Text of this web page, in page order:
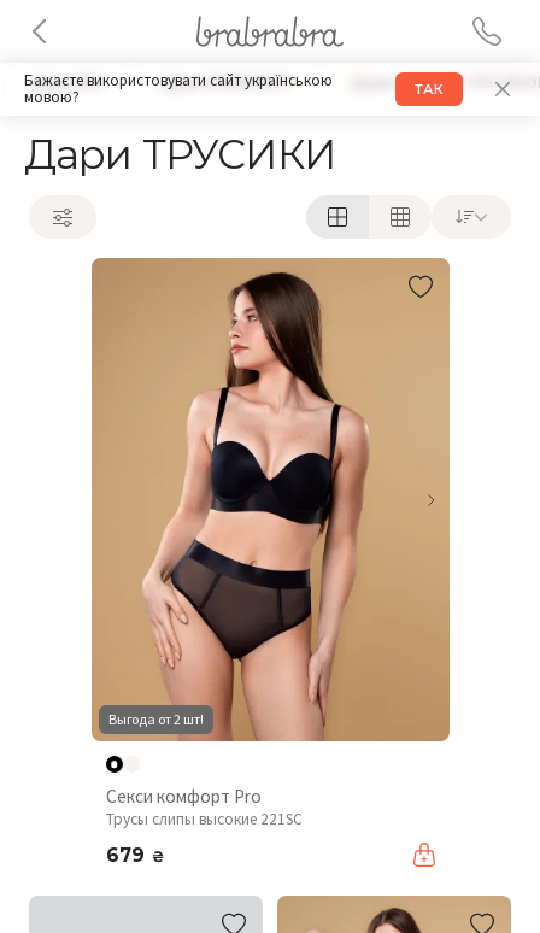
Бажаєте використовувати сайт українською
мовою?
ТАК
Дари БРА Дари КОМПЛЕКТ Дари НАБОРЫ
Дари ТРУСИКИ
Выгода от 2 шт!
Секси комфорт Pro
Трусы слипы высокие 221SC
679 ₴